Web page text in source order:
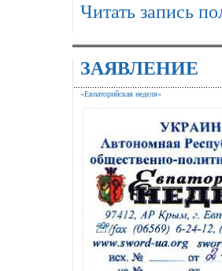
Читать запись
ЗАЯВЛЕНИЕ
«Евпаторийская неделя»